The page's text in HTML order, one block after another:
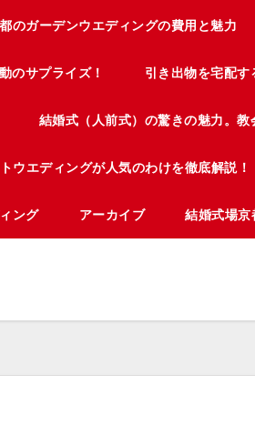
のガーデンウエディングの費用と魅力
のサプライズ！ 引き出物を宅配す
結婚式（人前式）の驚きの魅力。教
ウエディングが人気のわけを徹底解説！
ング アーカイブ 結婚式場京